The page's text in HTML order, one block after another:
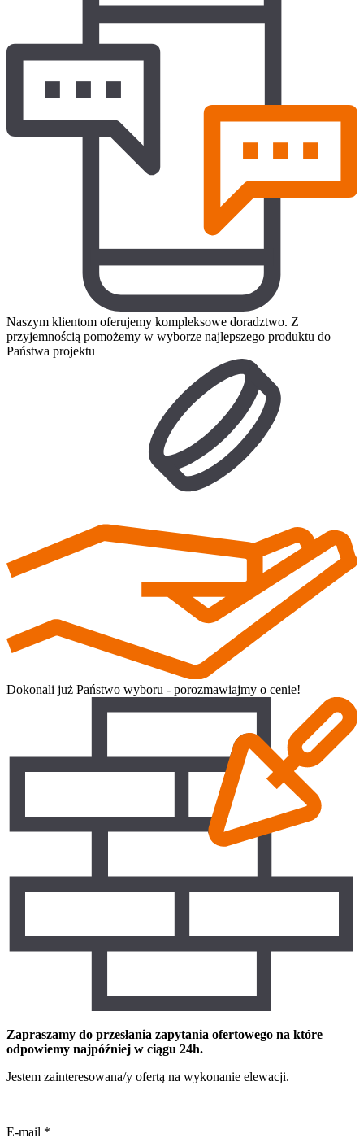
Naszym klientom oferujemy kompleksowe doradztwo. Z
przyjemnością pomożemy w wyborze najlepszego produktu do
Państwa projektu
Dokonali już Państwo wyboru - porozmawiajmy o cenie!
Zapraszamy do przesłania zapytania ofertowego na które
odpowiemy najpóźniej w ciągu 24h.
Jestem zainteresowana/y ofertą na wykonanie elewacji.
E-mail *